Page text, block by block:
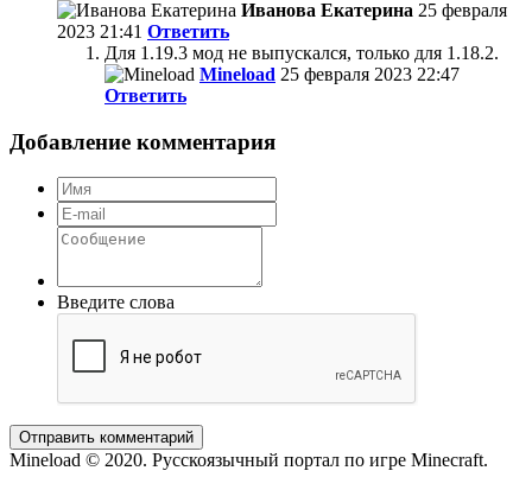
Иванова Екатерина 25 февраля
2023 21:41 Ответить
Для 1.19.3 мод не выпускался, только для 1.18.2.
Mineload 25 февраля 2023 22:47
Ответить
Добавление комментария
Введите слова
Отправить комментарий
Mineload © 2020. Русскоязычный портал по игре Minecraft.